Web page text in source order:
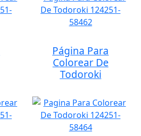
Página Para
Colorear De
Todoroki